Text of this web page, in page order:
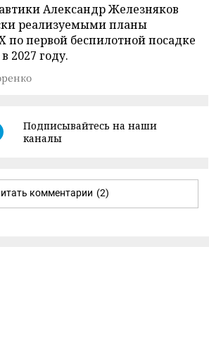
Александр Железняков
реализуемыми планы
по первой беспилотной посадке
2027 году.
Подписывайтесь на наши
каналы
комментарии (2)